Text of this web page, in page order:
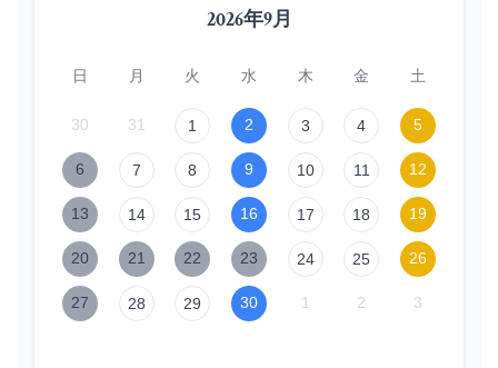
2026年9月
日 月 火 水 木 金 土
30 31 1 2 3 4 5
6 7 8 9 10 11 12
13 14 15 16 17 18 19
20 21 22 23 24 25 26
27 28 29 30 1 2 3